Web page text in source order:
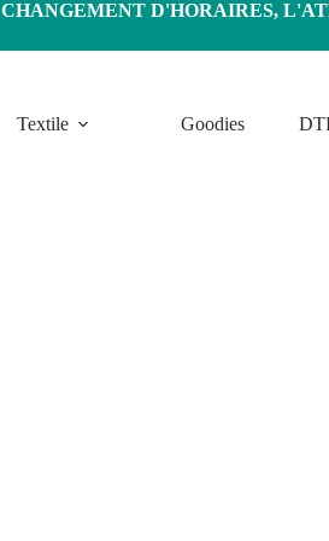
CHANGEMENT D'HORAIRES,
Textile Goodies